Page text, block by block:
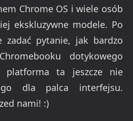
Chrome OS i wiele osób
ekskluzywne modele. Po
zadać pytanie, jak bardzo
dotykowego
platforma ta jeszcze nie
dla palca interfejsu.
nami! :)